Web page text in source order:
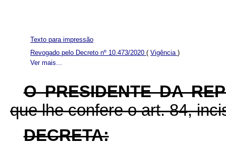
Ver mais...
Texto para impressão
Revogado pelo Decreto nº 10.473/2020 ( Vigência )
O PRESIDENTE DA
que lhe confere o art. 84,
DECRETA: